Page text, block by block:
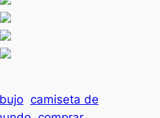
camiseta de